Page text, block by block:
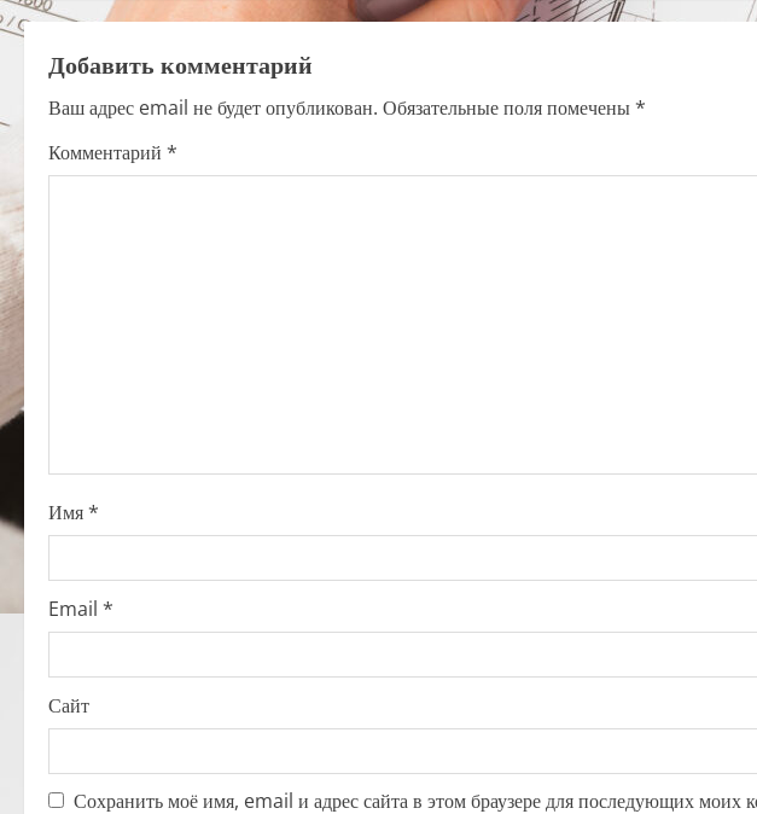
t
n
a
v
o
n
Добавить комментарий
Ваш адрес email не будет опубликован. Обязательные поля помечены*
Комментарий *
Имя*
Email *
Сайт
Сохранить моё имя, email и адрес сайта в этом браузере для последующих моих